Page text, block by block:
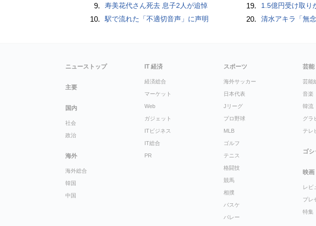
9. 寿美花代さん死去 息子2人が追悼
10. 駅で流れた「不適切音声」に声明
19. 1.5億円受け取り
20. 清水アキラ「無
ニューストップ
主要
国内
社会
政治
海外
海外総合
韓国
中国
IT 経済
経済総合
マーケット
Web
ガジェット
ITビジネス
IT総合
PR
スポーツ
海外サッカー
日本代表
Jリーグ
プロ野球
MLB
ゴルフ
テニス
格闘技
競馬
相撲
バスケ
バレー
芸能
芸能
音楽
韓流
グラ
テレ
ゴシ
映画
レビ
プレ
特集